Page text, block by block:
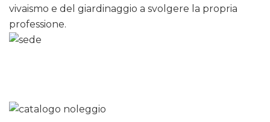
vivaismo e del giardinaggio a svolgere la propria
professione.